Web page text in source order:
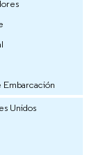
Embarcación
Unidos